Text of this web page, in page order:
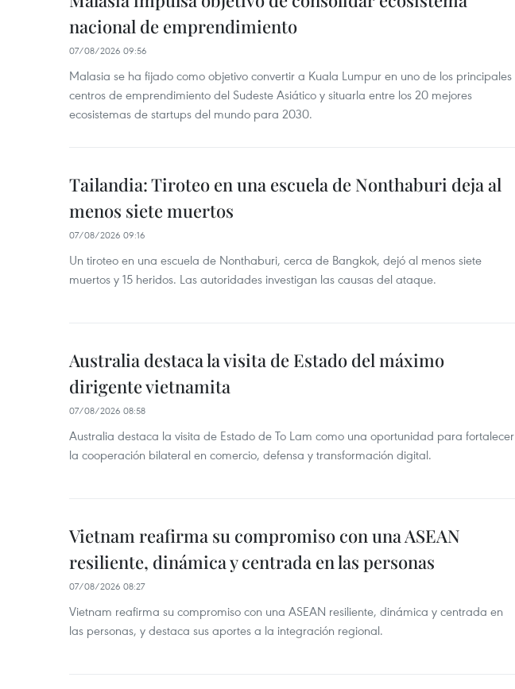
nacional de emprendimiento
07/08/2026 09:56
Malasia se ha fijado como objetivo convertir a Kuala Lumpur en uno de los principales
centros de emprendimiento del Sudeste Asiático y situarla entre los 20 mejores
ecosistemas de startups del mundo para 2030.
Tailandia: Tiroteo en una escuela de Nonthaburi deja al
menos siete muertos
07/08/2026 09:16
Un tiroteo en una escuela de Nonthaburi, cerca de Bangkok, dejó al menos siete
muertos y 15 heridos. Las autoridades investigan las causas del ataque.
Australia destaca la visita de Estado del máximo
dirigente vietnamita
07/08/2026 08:58
Australia destaca la visita de Estado de To Lam como una oportunidad para fortalecer
la cooperación bilateral en comercio, defensa y transformación digital.
Vietnam reafirma su compromiso con una ASEAN
resiliente, dinámica y centrada en las personas
07/08/2026 08:27
Vietnam reafirma su compromiso con una ASEAN resiliente, dinámica y centrada en
las personas, y destaca sus aportes a la integración regional.